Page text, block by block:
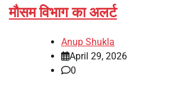
मौसम विभाग का अलर्ट
Anup Shukla
April 29, 2026
0